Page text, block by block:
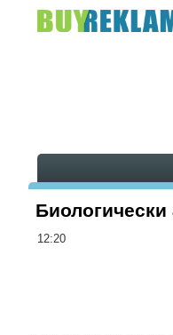
12:20